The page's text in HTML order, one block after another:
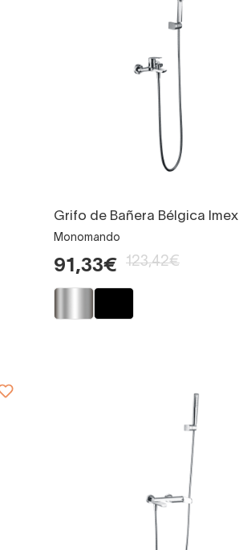
Grifo de Bañera Bélgica Imex
Monomando
91,33€ 123,42€